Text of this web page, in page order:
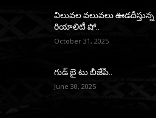
విలువల వలువలు ఊడదీస్తున్న
రియాలిటీ షో..
October 31, 2025
గుడ్ బై టు బీజేపీ..
June 30, 2025